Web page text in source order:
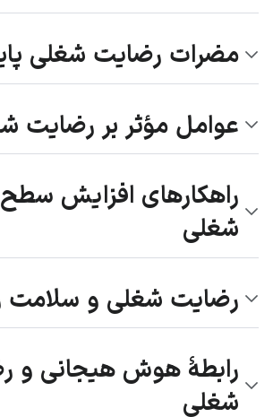
مضرات رضایت شغلی
عوامل مؤثر بر رضایت
راهکارهای افزایش
شغلی
رضایت شغلی و سلامت
رابطۀ هوش هیجانی و
شغلی